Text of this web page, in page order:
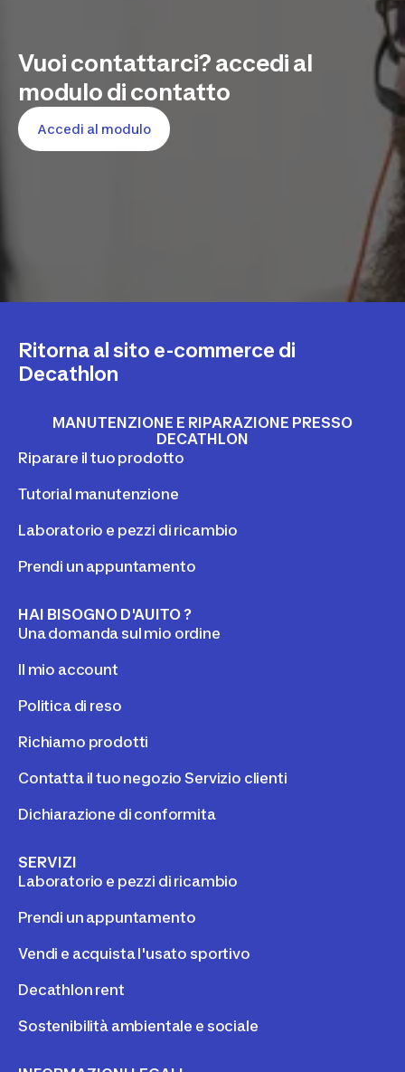
Vuoi contattarci? accedi al
modulo di contatto
Accedi al modulo
Ritorna al sito e-commerce di
Decathlon
MANUTENZIONE E RIPARAZIONE PRESSO
DECATHLON
Riparare il tuo prodotto
Tutorial manutenzione
Laboratorio e pezzi di ricambio
Prendi un appuntamento
HAI BISOGNO D'AUITO ?
Una domanda sul mio ordine
Il mio account
Politica di reso
Richiamo prodotti
Contatta il tuo negozio Servizio clienti
Dichiarazione di conformita
SERVIZI
Laboratorio e pezzi di ricambio
Prendi un appuntamento
Vendi e acquista l'usato sportivo
Decathlon rent
Sostenibilità ambientale e sociale